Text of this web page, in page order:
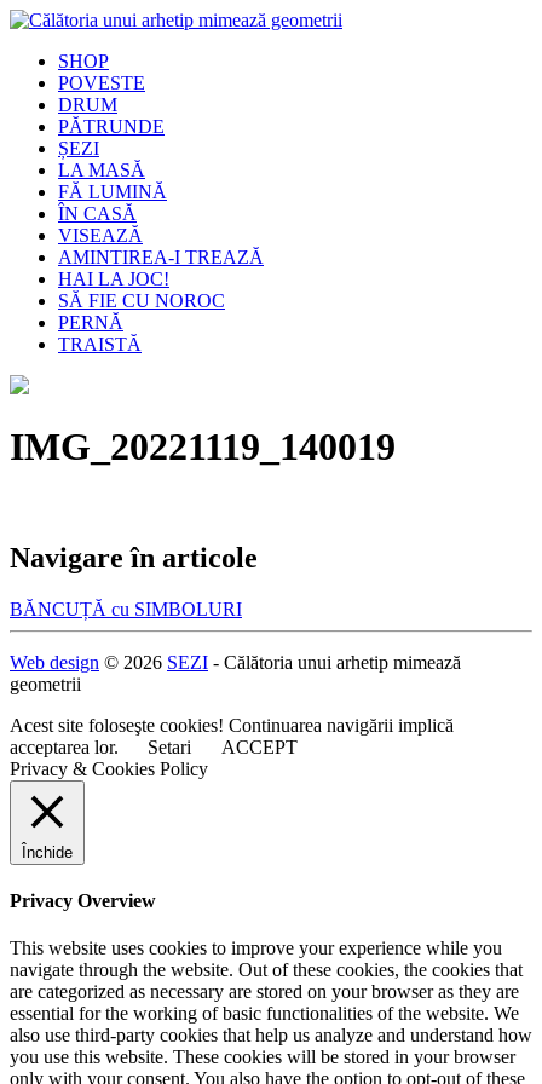
SHOP
POVESTE
DRUM
PĂTRUNDE
ȘEZI
LA MASĂ
FĂ LUMINĂ
ÎN CASĂ
VISEAZĂ
AMINTIREA-I TREAZĂ
HAI LA JOC!
SĂ FIE CU NOROC
PERNĂ
TRAISTĂ
IMG_20221119_140019
Navigare în articole
BĂNCUȚĂ cu SIMBOLURI
Web design © 2026 SEZI - Călătoria unui arhetip mimează
geometrii
Acest site foloseşte cookies! Continuarea navigării implică
acceptarea lor.
Setari
ACCEPT
Privacy & Cookies Policy
Închide
Privacy Overview
This website uses cookies to improve your experience while you
navigate through the website. Out of these cookies, the cookies that
are categorized as necessary are stored on your browser as they are
essential for the working of basic functionalities of the website. We
also use third-party cookies that help us analyze and understand how
you use this website. These cookies will be stored in your browser
only with your consent. You also have the option to opt-out of these